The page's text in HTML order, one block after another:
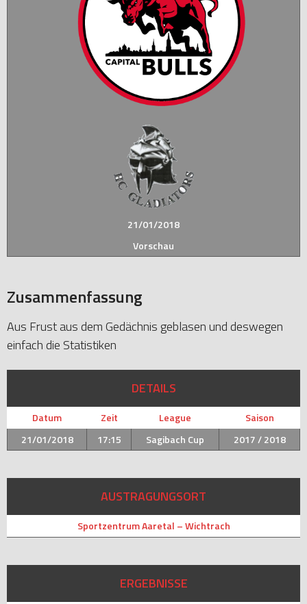
21/01/2018
Vorschau
Zusammenfassung
Aus Frust aus dem Gedächnis geblasen und deswegen
einfach die Statistiken
DETAILS
Datum Zeit League
Saison
21/01/2018
17:15 Sagibach Cup 2017 / 2018
AUSTRAGUNGSORT
Sportzentrum Aaretal – Wichtrach
ERGEBNISSE